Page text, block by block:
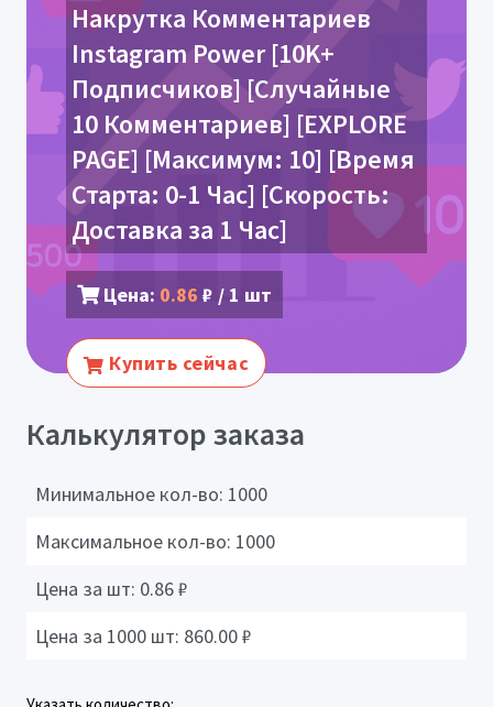
Накрутка Комментариев
Instagram Power [10K+
Подписчиков] [Случайные
10 Комментариев] [EXPLORE
PAGE] [Максимум: 10] [Время
Старта: 0-1 Час] [Скорость:
Доставка за 1 Час]
Цена: 0.86 ₽ / 1 шт
Купить сейчас
Калькулятор заказа
Минимальное кол-во: 1000
Максимальное кол-во: 1000
Цена за шт: 0.86₽
Цена за 1000 шт: 860.00₽